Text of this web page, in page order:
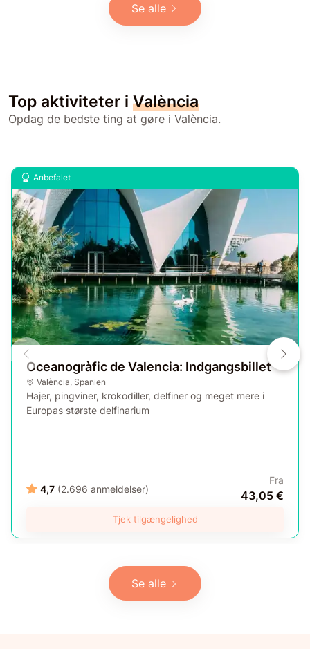
Se alle
Top aktiviteter i València
Opdag de bedste ting at gøre i València.
Anbefalet
Oceanogràfic de Valencia: Indgangsbillet
València, Spanien
Hajer, pingviner, krokodiller, delfiner og meget mere i
Europas største delfinarium
4,7 (2.696 anmeldelser)
Fra
43,05 €
Tjek tilgængelighed
Se alle